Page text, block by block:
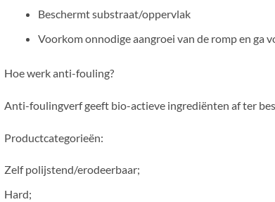
Beschermt substraat/oppervlak
Voorkom onnodige aangroei van de romp en ga
Hoe werk anti-fouling?
Anti-foulingverf geeft bio-actieve ingrediënten af ter
Productcategorieën:
Zelf polijstend/erodeerbaar;
Hard;